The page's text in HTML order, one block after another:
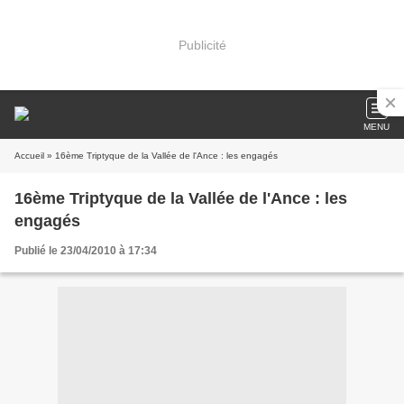
Publicité
MENU
Accueil » 16ème Triptyque de la Vallée de l'Ance : les engagés
16ème Triptyque de la Vallée de l'Ance : les
engagés
Publié le 23/04/2010 à 17:34